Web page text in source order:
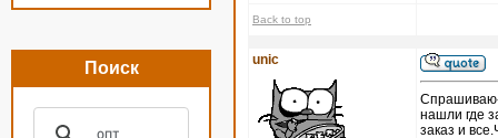
Поиск
Back to top
unic
Спрашиваю-
нашли где
заказ и